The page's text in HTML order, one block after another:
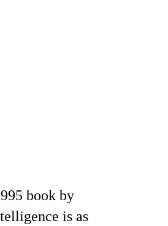
book by
is as